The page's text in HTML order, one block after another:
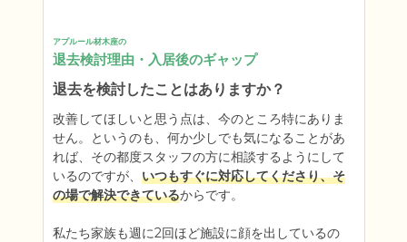
アプルール材木座の
退去検討理由・入居後のギャップ
退去を検討したことはありますか？
改善してほしいと思う点は、今のところ特にありま
せん。というのも、何か少しでも気になることがあ
れば、その都度スタッフの方に相談するようにして
いるのですが、 いつもすぐに対応してくださり、そ
の場で解決できているからです。
私たち家族も週に2回ほど施設に顔を出しているの